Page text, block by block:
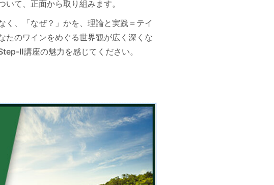
て、正面から取り組みます。
く、「なぜ？」かを、理論と実践＝テイ
たのワインをめぐる世界観が広く深くな
Ⅱ講座の魅力を感じてください。